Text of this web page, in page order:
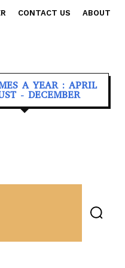
CONTACT US ABOUT
A YEAR : APRIL
- DECEMBER